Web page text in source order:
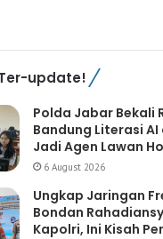
update!
Polda Jabar Bekali
Bandung Literasi
Jadi Agen Lawan
6 August 2026
Ungkap Jaringan
Bondan
Kapolri, Ini Kisah